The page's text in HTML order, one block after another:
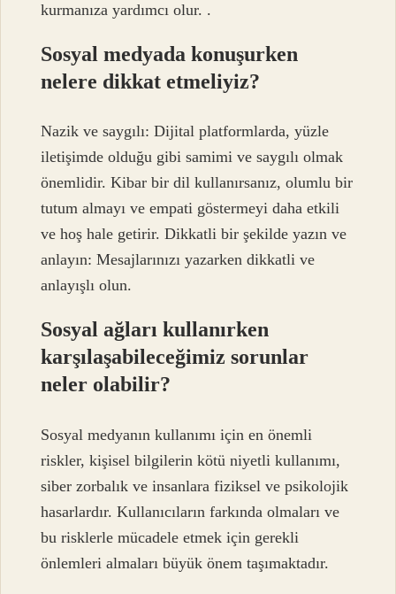
kurmanıza yardımcı olur. .
Sosyal medyada konuşurken
nelere dikkat etmeliyiz?
Nazik ve saygılı: Dijital platformlarda, yüzle
iletişimde olduğu gibi samimi ve saygılı olmak
önemlidir. Kibar bir dil kullanırsanız, olumlu bir
tutum almayı ve empati göstermeyi daha etkili
ve hoş hale getirir. Dikkatli bir şekilde yazın ve
anlayın: Mesajlarınızı yazarken dikkatli ve
anlayışlı olun.
Sosyal ağları kullanırken
karşılaşabileceğimiz sorunlar
neler olabilir?
Sosyal medyanın kullanımı için en önemli
riskler, kişisel bilgilerin kötü niyetli kullanımı,
siber zorbalık ve insanlara fiziksel ve psikolojik
hasarlardır. Kullanıcıların farkında olmaları ve
bu risklerle mücadele etmek için gerekli
önlemleri almaları büyük önem taşımaktadır.